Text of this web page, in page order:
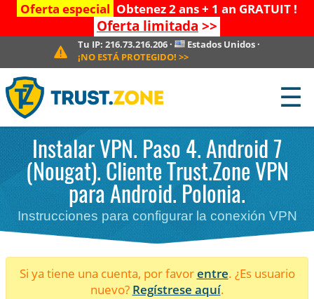
Oferta especial Obtenez 2 ans + 1 an GRATUIT !
Oferta limitada >>
Tu IP: 216.73.216.206· Estados Unidos ·
¡NO ESTÁ PROTEGIDO! >>
☰
Instalar VPN. Paso 4. Android 7
(Nougat). Cliente Trust.Zone VPN
para Android. Polonia.
Instrucciones para configurar la conexión VPN
Si ya tiene una cuenta, por favorentre. ¿Es usuario
nuevo? Regístrese aquí.